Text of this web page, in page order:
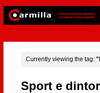
Currently viewing the tag:
Sport e